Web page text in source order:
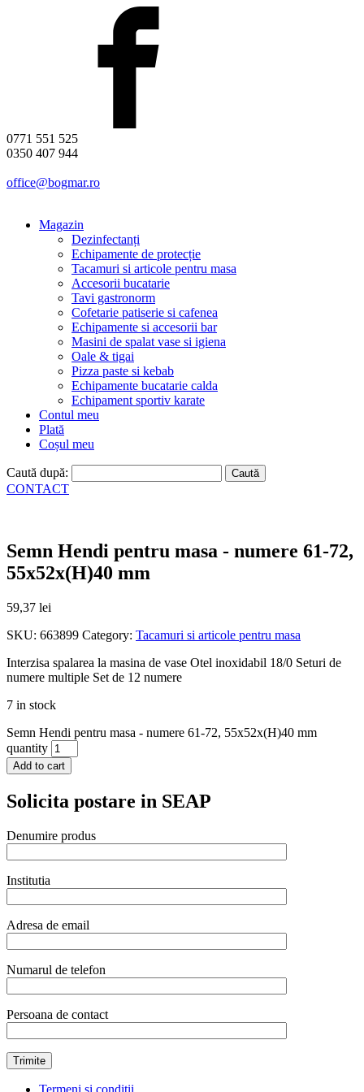
0771 551 525
0350 407 944
office@bogmar.ro
Magazin
Dezinfectanți
Echipamente de protecție
Tacamuri si articole pentru masa
Accesorii bucatarie
Tavi gastronorm
Cofetarie patiserie si cafenea
Echipamente si accesorii bar
Masini de spalat vase si igiena
Oale & tigai
Pizza paste si kebab
Echipamente bucatarie calda
Echipament sportiv karate
Contul meu
Plată
Coșul meu
Caută după:
CONTACT
Semn Hendi pentru masa - numere 61-72,
55x52x(H)40 mm
59,37 lei
SKU: 663899 Category: Tacamuri si articole pentru masa
Interzisa spalarea la masina de vase Otel inoxidabil 18/0 Seturi de
numere multiple Set de 12 numere
7 in stock
Semn Hendi pentru masa - numere 61-72, 55x52x(H)40 mm
quantity
Add to cart
Solicita postare in SEAP
Denumire produs
Institutia
Adresa de email
Numarul de telefon
Persoana de contact
Termeni și condiții